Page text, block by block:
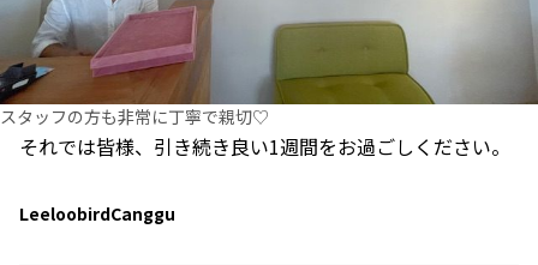
スタッフの方も非常に丁寧で親切♡
それでは皆様、引き続き良い1週間をお過ごしください。
LeeloobirdCanggu